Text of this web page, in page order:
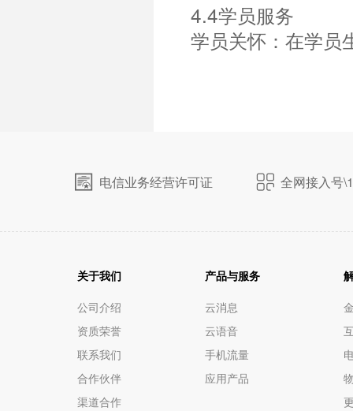
4.4学员服务
学员关怀：在学员
电信业务经营许可证 全网接入号
关于我们
公司介绍
资质荣誉
联系我们
合作伙伴
渠道合作
产品与服务
云消息
云语音
手机流量
应用产品